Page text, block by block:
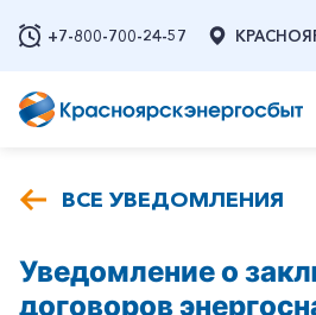
+7-800-700-24-57
ВСЕ УВЕДОМЛЕНИЯ
Уведомление о
договоров